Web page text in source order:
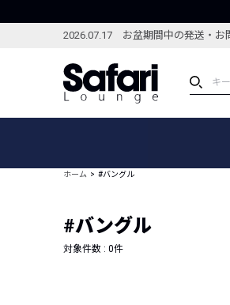
2026.07.17 お盆期間中の発送・お
ブランドから探す
新着アイテム
編集部のおすすめアイテム
ホーム #バングル
#バングル
対象件数 : 0件